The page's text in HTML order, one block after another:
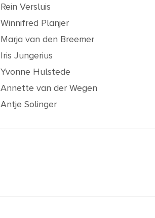
Rein Versluis
Winnifred Planjer
Marja van den Breemer
Iris Jungerius
Yvonne Hulstede
Annette van der Wegen
Antje Solinger